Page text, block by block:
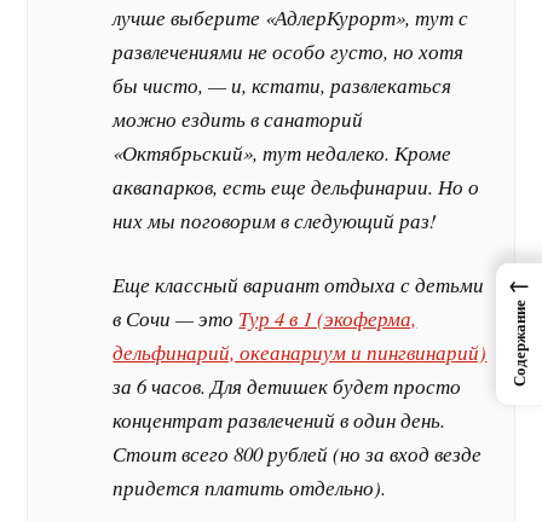
лучше выберите «АдлерКурорт», тут с
развлечениями не особо густо, но хотя
бы чисто, — и, кстати, развлекаться
можно ездить в санаторий
«Октябрьский», тут недалеко. Кроме
аквапарков, есть еще дельфинарии. Но о
них мы поговорим в следующий раз!
Еще классный вариант отдыха с детьми
в Сочи — это Тур 4 в 1 (экоферма,
дельфинарий, океанариум и пингвинарий)
за 6 часов. Для детишек будет просто
концентрат развлечений в один день.
Стоит всего 800 рублей (но за вход везде
придется платить отдельно).
←
Содержание